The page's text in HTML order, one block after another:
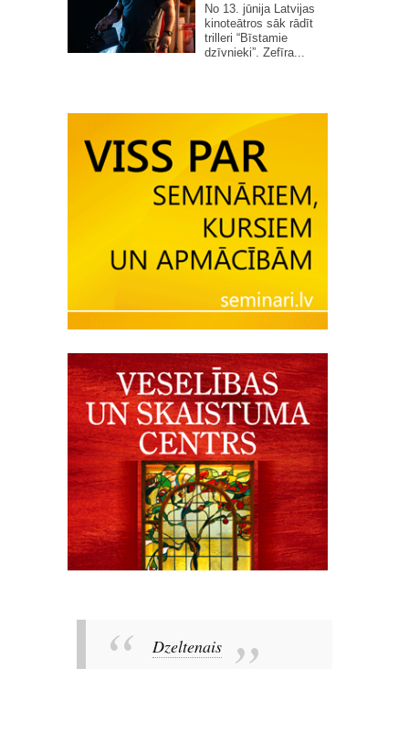
No 13. jūnija Latvijas
kinoteātros sāk rādīt
trilleri “Bīstamie
dzīvnieki”. Zefīra...
Dzeltenais